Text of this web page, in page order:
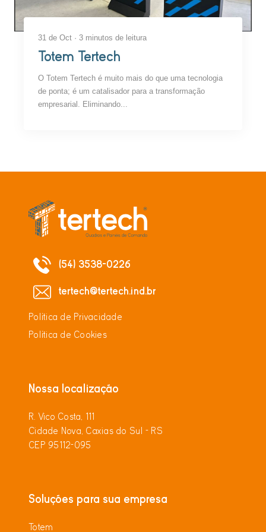
31 de Oct · 3 minutos de leitura
Totem Tertech
O Totem Tertech é muito mais do que uma tecnologia
de ponta; é um catalisador para a transformação
empresarial. Eliminando...
(54) 3538-0226
tertech@tertech.ind.br
Política de Privacidade
Política de Cookies
Nossa localização
R. Vico Costa, 111
Cidade Nova, Caxias do Sul - RS
CEP 95112-095
Soluções para sua empresa
Totem